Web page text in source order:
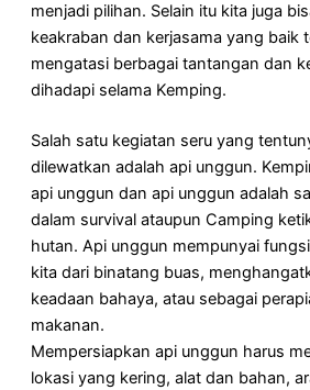
menjadi pilihan. Selain itu kita juga
keakraban dan kerjasama yang baik
mengatasi berbagai tantangan dan
dihadapi selama Kemping.
Salah satu kegiatan seru yang
dilewatkan adalah api unggun.
api unggun dan api unggun adalah
dalam survival ataupun Camping
hutan. Api unggun mempunyai
kita dari binatang buas,
keadaan bahaya, atau sebagai
makanan.
Mempersiapkan api unggun harus
lokasi yang kering, alat dan bahan,